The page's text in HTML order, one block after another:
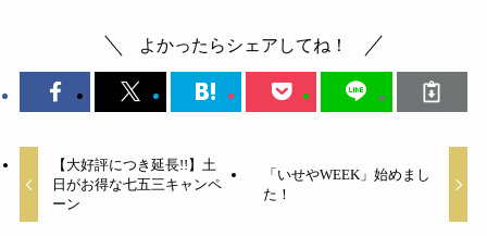
よかったらシェアしてね！
【大好評につき延長!!】土
日がお得な七五三キャンペ
ーン
「いせやWEEK」始めまし
た！